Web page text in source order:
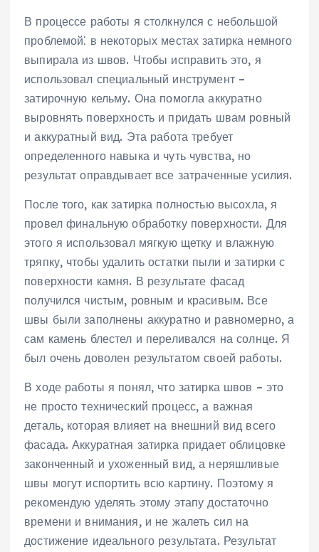
В процессе работы я столкнулся с небольшой
проблемой⁚ в некоторых местах затирка немного
выпирала из швов. Чтобы исправить это, я
использовал специальный инструмент –
затирочную кельму. Она помогла аккуратно
выровнять поверхность и придать швам ровный
и аккуратный вид. Эта работа требует
определенного навыка и чуть чувства, но
результат оправдывает все затраченные усилия.
После того, как затирка полностью высохла, я
провел финальную обработку поверхности. Для
этого я использовал мягкую щетку и влажную
тряпку, чтобы удалить остатки пыли и затирки с
поверхности камня. В результате фасад
получился чистым, ровным и красивым. Все
швы были заполнены аккуратно и равномерно, а
сам камень блестел и переливался на солнце. Я
был очень доволен результатом своей работы.
В ходе работы я понял, что затирка швов – это
не просто технический процесс, а важная
деталь, которая влияет на внешний вид всего
фасада. Аккуратная затирка придает облицовке
законченный и ухоженный вид, а неряшливые
швы могут испортить всю картину. Поэтому я
рекомендую уделять этому этапу достаточно
времени и внимания, и не жалеть сил на
достижение идеального результата. Результат